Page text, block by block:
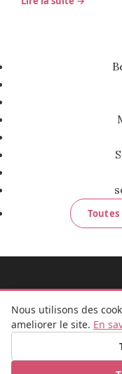
Toutes
Nous utilisons des
ameliorer le site. En